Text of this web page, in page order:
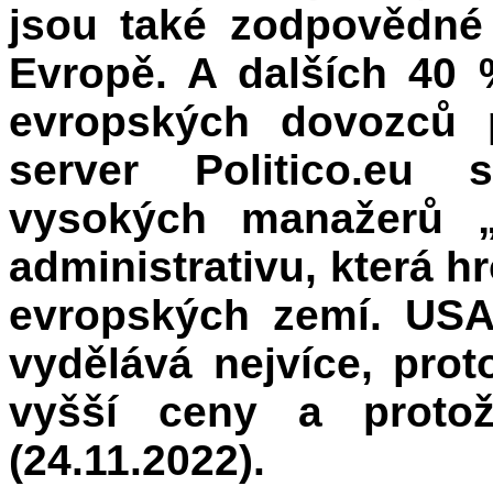
jsou také
Evropě. A dalších 40
evropských
server Politico.eu
vysokých manažerů
administrativu, která
evropských zemí.
vydělává nejvíce,
vyšší ceny a
(24.11.2022).